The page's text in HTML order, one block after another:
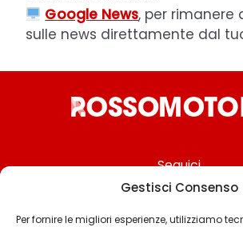
Gestisci Consenso
Per fornire le migliori esperienze, utilizziamo
Google News, per rimanere
sulle news direttamente dal
Seguici